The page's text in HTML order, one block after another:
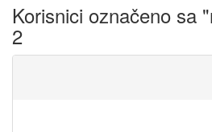
Korisnici označeno sa
2